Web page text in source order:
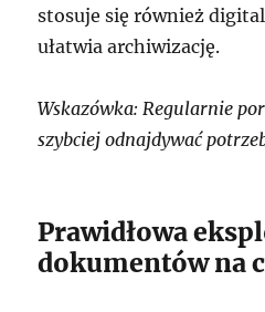
stosuje się również
ułatwia archiwizację.
Wskazówka: Regularnie
szybciej odnajdywać
Prawidłowa
dokumentów na